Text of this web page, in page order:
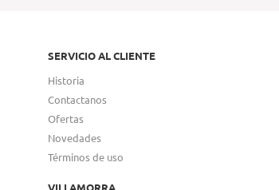
SERVICIO AL CLIENTE
Historia
Contactanos
Ofertas
Novedades
Términos de uso
VILLAMORRA